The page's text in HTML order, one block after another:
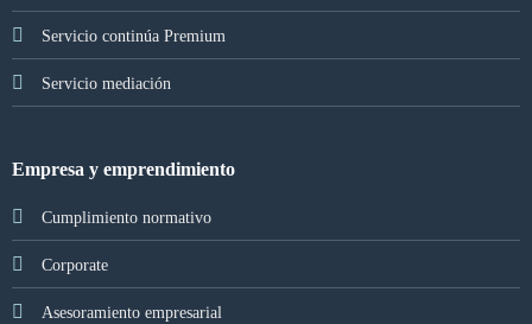
Servicio continúa Premium
Servicio mediación
Empresa y emprendimiento
Cumplimiento normativo
Corporate
Asesoramiento empresarial